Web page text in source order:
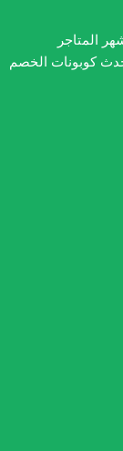
المتاجر
كوبونات الخصم